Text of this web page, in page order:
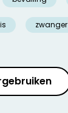
zwanger